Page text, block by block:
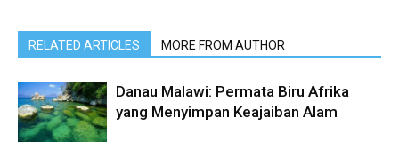
RELATED ARTICLES MORE FROM AUTHOR
Danau Malawi: Permata Biru Afrika
yang Menyimpan Keajaiban Alam